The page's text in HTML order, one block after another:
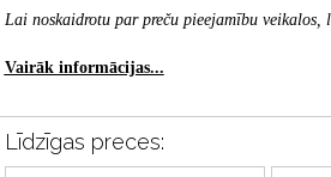
Lai noskaidrotu par preču pieejamību veikalos,
Vairāk informācijas...
Līdzīgas preces: